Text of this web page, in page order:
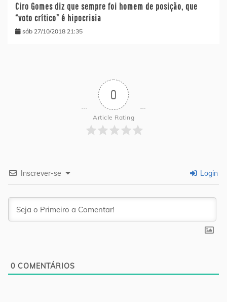
Ciro Gomes diz que sempre foi homem de posição, que
“voto crítico” é hipocrisia
sáb 27/10/2018 21:35
0
Article Rating
Inscrever-se Login
0 COMENTÁRIOS